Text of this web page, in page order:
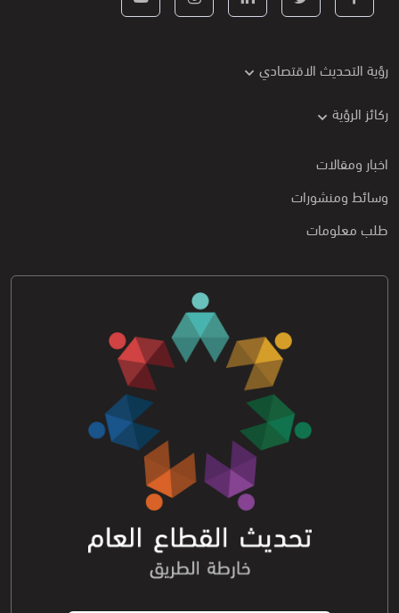
رؤية التحديث الاقتصادي
ركائز الرؤية
اخبار ومقالات
وسائط ومنشورات
طلب معلومات